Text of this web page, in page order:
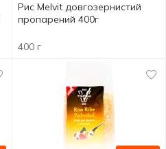
Рис Melvit довгозернистий
пропарений 400г
400 г